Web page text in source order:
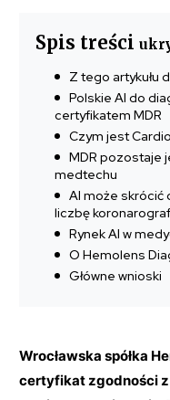
Spis treści
Z tego artykułu
Polskie AI do
certyfikatem MDR
Czym jest
MDR pozostaje
medtechu
AI może skrócić
liczbę
Rynek AI w
O Hemolens
Główne wnioski
Wrocławska spółka
certyfikat zgodności